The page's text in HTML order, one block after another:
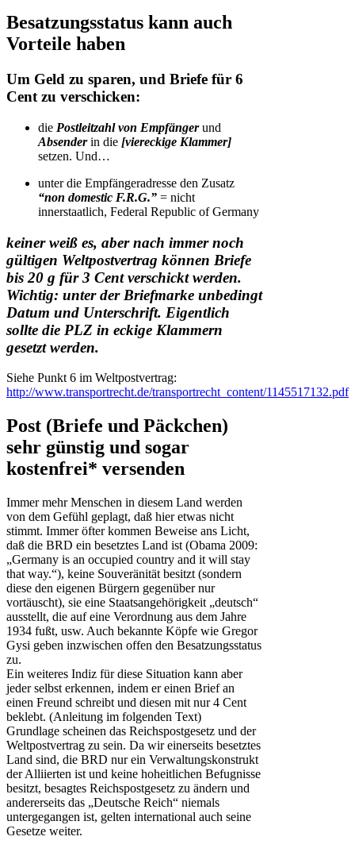
Besatzungsstatus kann auch
Vorteile haben
Um Geld zu sparen, und Briefe für 6
Cent zu verschicken:
die Postleitzahl von Empfängerund
Absenderin die [viereckige Klammer]
setzen. Und…
unter die Empfängeradresse den Zusatz
“non domestic F.R.G.” = nicht
innerstaatlich, Federal Republic of Germany
keiner weiß es, aber nach immer noch
gültigen Weltpostvertrag können Briefe
bis 20 g für 3 Cent verschickt werden.
Wichtig: unter der Briefmarke unbedingt
Datum und Unterschrift. Eigentlich
sollte die PLZ in eckige Klammern
gesetzt werden.
Siehe Punkt 6 im Weltpostvertrag:
http://www.transportrecht.de/transportrecht_content/1145517132.pdf
Post (Briefe und Päckchen)
sehr günstig und sogar
kostenfrei* versenden
Immer mehr Menschen in diesem Land werden
von dem Gefühl geplagt, daß hier etwas nicht
stimmt. Immer öfter kommen Beweise ans Licht,
daß die BRD ein besetztes Land ist (Obama 2009:
„Germany is an occupied country and it will stay
that way.“), keine Souveränität besitzt (sondern
diese den eigenen Bürgern gegenüber nur
vortäuscht), sie eine Staatsangehörigkeit „deutsch“
ausstellt, die auf eine Verordnung aus dem Jahre
1934 fußt, usw. Auch bekannte Köpfe wie Gregor
Gysi geben inzwischen offen den Besatzungsstatus
zu.
Ein weiteres Indiz für diese Situation kann aber
jeder selbst erkennen, indem er einen Brief an
einen Freund schreibt und diesen mit nur 4 Cent
beklebt. (Anleitung im folgenden Text)
Grundlage scheinen das Reichspostgesetz und der
Weltpostvertrag zu sein. Da wir einerseits besetztes
Land sind, die BRD nur ein Verwaltungskonstrukt
der Alliierten ist und keine hoheitlichen Befugnisse
besitzt, besagtes Reichspostgesetz zu ändern und
andererseits das „Deutsche Reich“ niemals
untergegangen ist, gelten international auch seine
Gesetze weiter.